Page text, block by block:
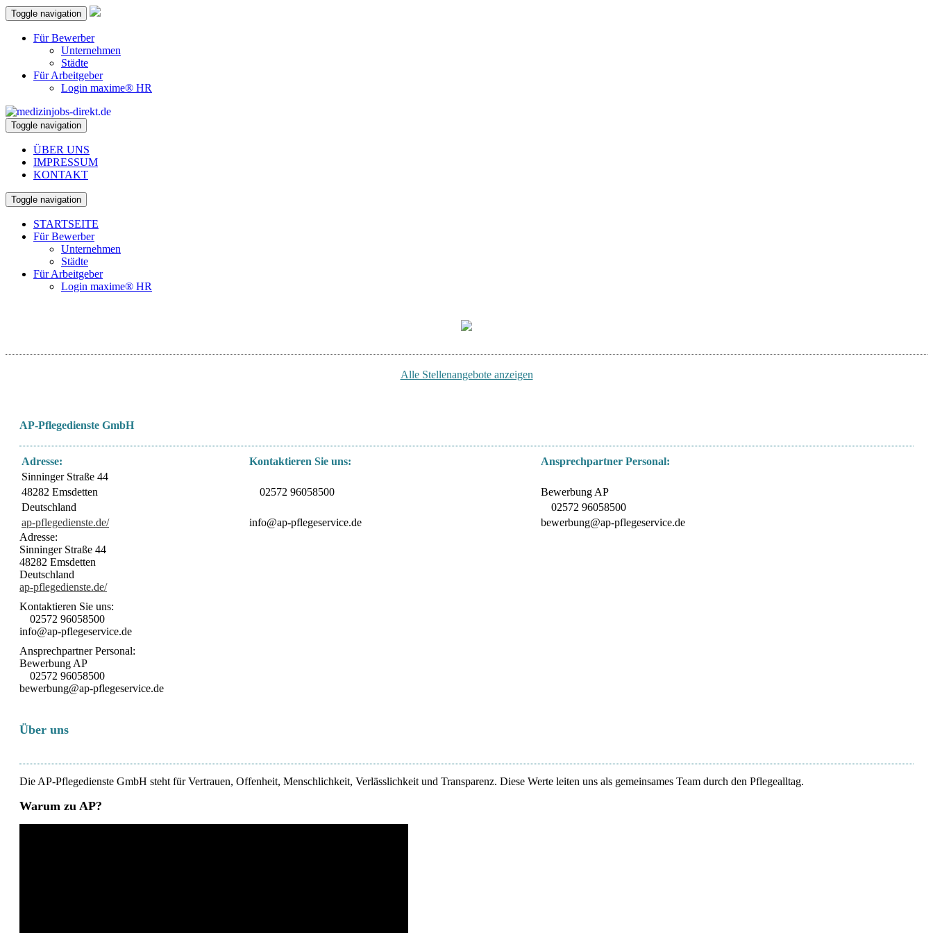
Toggle navigation
Für Bewerber
Unternehmen
Städte
Für Arbeitgeber
Login maxime® HR
Toggle navigation
ÜBER UNS
IMPRESSUM
KONTAKT
Toggle navigation
STARTSEITE
Für Bewerber
Unternehmen
Städte
Für Arbeitgeber
Login maxime® HR
Alle Stellenangebote anzeigen
AP-Pflegedienste GmbH
Adresse: Kontaktieren Sie uns:
Ansprechpartner Personal:
Sinninger Straße 44
48282 Emsdetten
02572 96058500
Bewerbung AP
Deutschland
02572 96058500
ap-pflegedienste.de/
info@ap-pflegeservice.de
bewerbung@ap-pflegeservice.de
Adresse:
Sinninger Straße 44
48282 Emsdetten
Deutschland
ap-pflegedienste.de/
Kontaktieren Sie uns:
02572 96058500
info@ap-pflegeservice.de
Ansprechpartner Personal:
Bewerbung AP
02572 96058500
bewerbung@ap-pflegeservice.de
Über uns
Die AP-Pflegedienste GmbH steht für Vertrauen, Offenheit, Menschlichkeit, Verlässlichkeit und Transparenz. Diese Werte leiten uns als gemeinsames Team durch den Pflegealltag.
Warum zu AP?